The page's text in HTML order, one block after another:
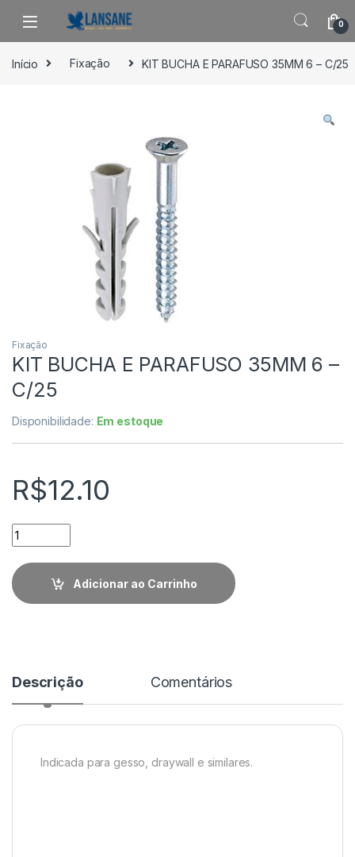
Saltar para navegação
Pular para o conteúdo
0
Início Fixação KIT BUCHA E PARAFUSO 35MM 6 – C/25
Fixação
KIT BUCHA E PARAFUSO 35MM 6 –
C/25
Disponibilidade: Em estoque
R$12.10
Quantidade
Adicionar ao Carrinho
Descrição Comentários
Indicada para gesso, draywall e similares.